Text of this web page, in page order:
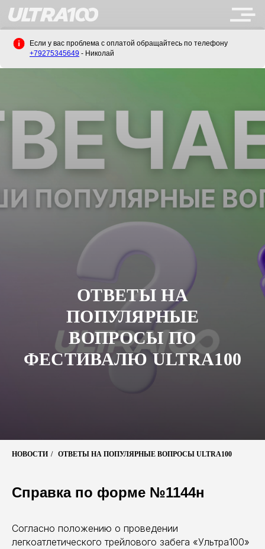
Если у вас проблема с оплатой обращайтесь по телефону
+79275345649 - Николай
ОТВЕТЫ НА
ПОПУЛЯРНЫЕ
ВОПРОСЫ ПО
ФЕСТИВАЛЮ ULTRA100
НОВОСТИ / ОТВЕТЫ НА ПОПУЛЯРНЫЕ ВОПРОСЫ ULTRA100
Справка по форме №1144н
Согласно положению о проведении
легкоатлетического трейлового забега «Ультра100»